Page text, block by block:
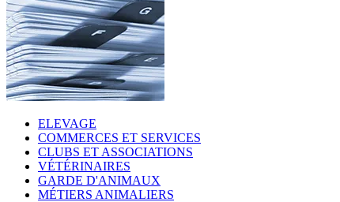
ELEVAGE
COMMERCES ET SERVICES
CLUBS ET ASSOCIATIONS
VÉTÉRINAIRES
GARDE D'ANIMAUX
MÉTIERS ANIMALIERS